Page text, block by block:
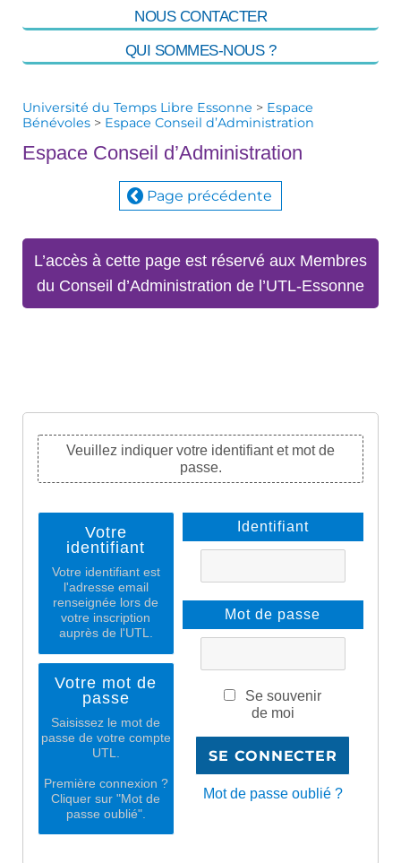
NOUS CONTACTER
QUI SOMMES-NOUS ?
Université du Temps Libre Essonne > Espace
Bénévoles > Espace Conseil d’Administration
Espace Conseil d’Administration
Page précédente
L’accès à cette page est réservé aux Membres
du Conseil d’Administration de l’UTL-Essonne
Veuillez indiquer votre identifiant et mot de
passe.
Votre
identifiant
Votre identifiant est
l'adresse email
renseignée lors de
votre inscription
auprès de l'UTL.
Votre mot de
passe
Saisissez le mot de
passe de votre compte
UTL.
Première connexion ?
Cliquer sur "Mot de
passe oublié".
Identifiant
Mot de passe
Se souvenir
de moi
Mot de passe oublié ?